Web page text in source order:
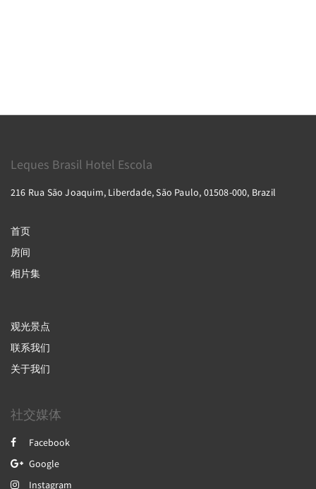
Leques Brasil Hotel Escola
216 Rua São Joaquim, Liberdade, São Paulo, 01508-000, Brazil
首页
房间
相片集
观光景点
联系我们
关于我们
社交媒体
Facebook
Google
Instagram